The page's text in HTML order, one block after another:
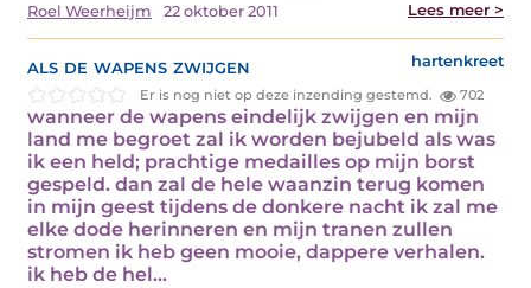
Roel Weerheijm 22 oktober 2011 Lees meer >
als de wapens zwijgen hartenkreet
Er is nog niet op deze inzending gestemd. 702
wanneer de wapens eindelijk zwijgen en mijn
land me begroet zal ik worden bejubeld als was
ik een held; prachtige medailles op mijn borst
gespeld. dan zal de hele waanzin terug komen
in mijn geest tijdens de donkere nacht ik zal me
elke dode herinneren en mijn tranen zullen
stromen ik heb geen mooie, dappere verhalen.
ik heb de hel…